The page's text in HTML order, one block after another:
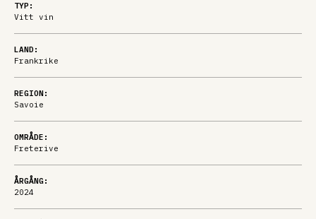
TYP:
Vitt vin
LAND:
Frankrike
REGION:
Savoie
OMRÅDE:
Freterive
ÅRGÅNG:
2024